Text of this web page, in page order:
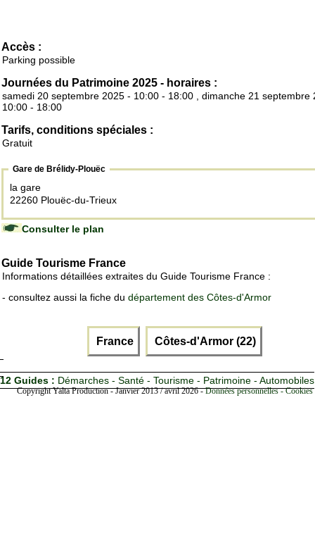
Accès :
Parking possible
Journées du Patrimoine 2025 - horaires :
samedi 20 septembre 2025 - 10:00 - 18:00 , dimanche 21 septembre
10:00 - 18:00
Tarifs, conditions spéciales :
Gratuit
Gare de Brélidy-Plouëc
la gare
22260 Plouëc-du-Trieux
Consulter le plan
Guide Tourisme France
Informations détaillées extraites du Guide Tourisme France :
- consultez aussi la fiche du département des Côtes-d'Armor
France Côtes-d'Armor (22)
12 Guides : Démarches - Santé - Tourisme - Patrimoine - Automobiles
Copyright Yalta Production - Janvier 2013 / avril 2026 -Données personnelles -